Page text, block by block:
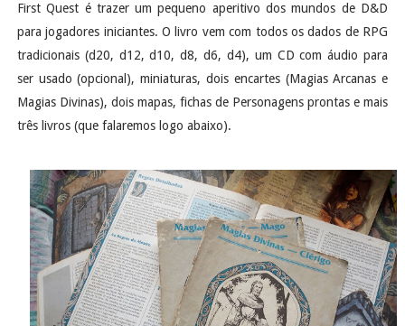
First Quest é trazer um pequeno aperitivo dos mundos de D&D
para jogadores iniciantes. O livro vem com todos os dados de RPG
tradicionais (d20, d12, d10, d8, d6, d4), um CD com áudio para
ser usado (opcional), miniaturas, dois encartes (Magias Arcanas e
Magias Divinas), dois mapas, fichas de Personagens prontas e mais
três livros (que falaremos logo abaixo).